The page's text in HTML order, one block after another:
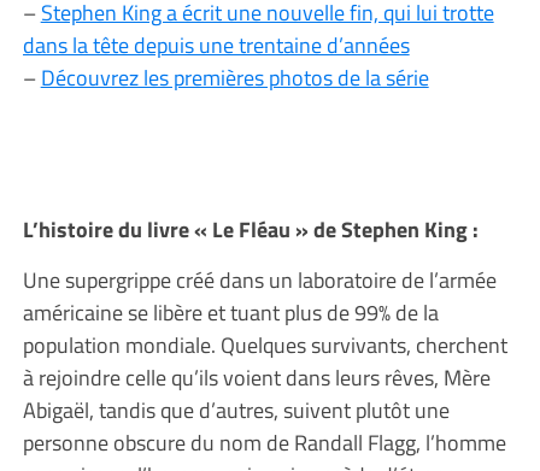
–Stephen King a écrit une nouvelle fin, qui lui trotte
dans la tête depuis une trentaine d’années
–Découvrez les premières photos de la série
L’histoire du livre « Le Fléau » de Stephen King :
Une supergrippe créé dans un laboratoire de l’armée
américaine se libère et tuant plus de 99% de la
population mondiale. Quelques survivants, cherchent
à rejoindre celle qu’ils voient dans leurs rêves, Mère
Abigaël, tandis que d’autres, suivent plutôt une
personne obscure du nom de Randall Flagg, l’homme